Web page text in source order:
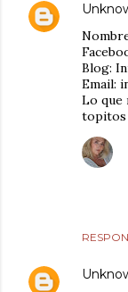
Blog:
Email:
Lo que
topitos